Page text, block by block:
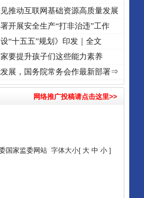
记初心使命 奋进复兴征程丨“转折之城”激荡..
推动互联网基础资源高质量发展
开展安全生产“打非治违”工作
设“十五五”规划》印发｜全文
要提升孩子们这些能力素养
展，国务院常务会作最新部署⇒
网络推广投稿请点击这里>>
国家监委网站 字体大小[ 大 中 小 ]